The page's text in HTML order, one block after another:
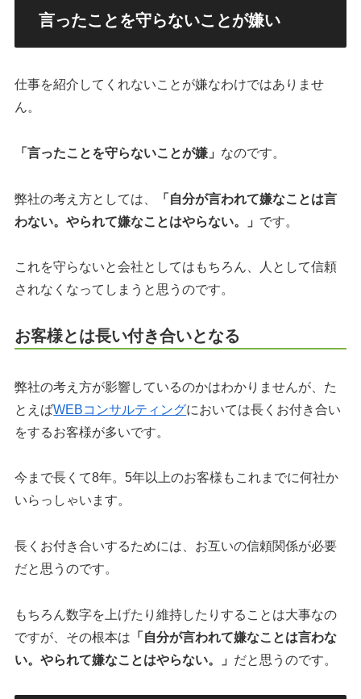
言ったことを守らないことが嫌い
仕事を紹介してくれないことが嫌なわけではありませ
ん。
「言ったことを守らないことが嫌」 なのです。
弊社の考え方としては、
「自分が言われて嫌なことは言
わない。やられて嫌なことはやらない。」 です。
これを守らないと会社としてはもちろん、人として信頼
されなくなってしまうと思うのです。
お客様とは長い付き合いとなる
弊社の考え方が影響しているのかはわかりませんが、た
とえばWEBコンサルティングにおいては長くお付き合い
をするお客様が多いです。
今まで長くて8年。5年以上のお客様もこれまでに何社か
いらっしゃいます。
長くお付き合いするためには、お互いの信頼関係が必要
だと思うのです。
もちろん数字を上げたり維持したりすることは大事なの
ですが、その根本は 「自分が言われて嫌なことは言わな
い。やられて嫌なことはやらない。」 だと思うのです。